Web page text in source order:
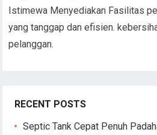
Istimewa Menyediakan Fasilitas
yang tanggap dan efisien.
pelanggan.
RECENT POSTS
Septic Tank Cepat Penuh